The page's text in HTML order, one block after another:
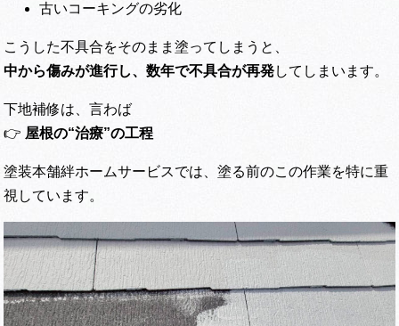
古いコーキングの劣化
こうした不具合をそのまま塗ってしまうと、
中から傷みが進行し、数年で不具合が再発してしまいます。
下地補修は、言わば
👉 屋根の“治療”の工程
塗装本舗絆ホームサービスでは、塗る前のこの作業を特に重
視しています。